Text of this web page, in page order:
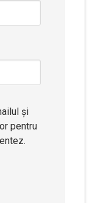
și
pentru